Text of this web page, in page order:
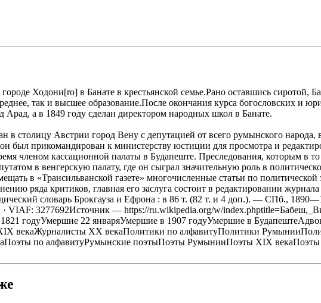
Ходони[ro] в Банате в крестьянской семье.Рано оставшись
так и высшее образование.После окончания курса богословских и
Арад, а в 1849 году сделан директором народных школ в Банате.
в столицу Австрии город Вену с депутацией от всего румынского
был прикомандирован к министерству юстиции для просмотра и
членом кассационной палаты в Будапеште. Преследования, которым в
в венгерскую палату, где он сыграл значительную роль в
в «Трансильванской газете» многочисленные статьи по
ряда критиков, главная его заслуга состоит в редактировании
словарь Брокгауза и Ефрона : в 86 т. (82 т. и 4 доп.). — СПб.,
· VIAF: 3277692Источник — https://ru.wikipedia.org/w/
годуУмершие 22 январяУмершие в 1907 годуУмершие в
векаЖурналисты XX векаПолитики по алфавитуПолитики
по алфавитуРумынские поэтыПоэты РумынииПоэты XIX векаПоэты